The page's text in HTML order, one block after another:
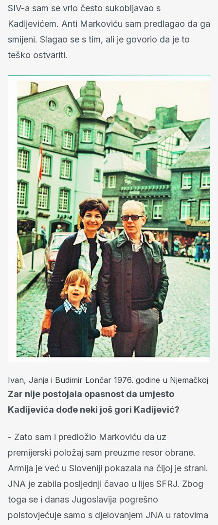
SIV-a sam se vrlo često sukobljavao s
Kadijevićem. Anti Markoviću sam predlagao da ga
smijeni. Slagao se s tim, ali je govorio da je to
teško ostvariti.
Ivan, Janja i Budimir Lončar 1976. godine u Njemačkoj
Zar nije postojala opasnost da umjesto
Kadijevića dođe neki još gori Kadijević?
- Zato sam i predložio Markoviću da uz
premijerski položaj sam preuzme resor obrane.
Armija je već u Sloveniji pokazala na čijoj je strani.
JNA je zabila posljednji čavao u lijes SFRJ. Zbog
toga se i danas Jugoslavija pogrešno
poistovjećuje samo s djelovanjem JNA u ratovima